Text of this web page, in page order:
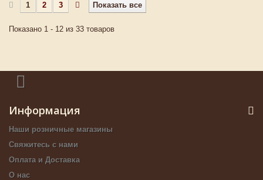
Показать все
1 2 3
Показано 1 - 12 из 33 товаров
Информация
Наши розничные магазины
Свяжитесь с нами
Оплата и Доставка
О нас